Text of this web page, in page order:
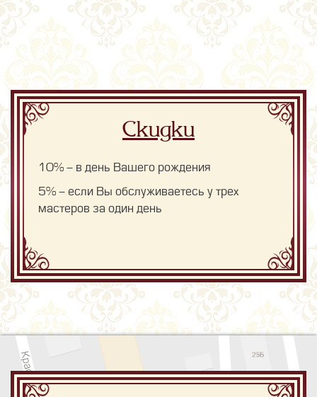
Скидки
10% - в день Вашего рождения
5% - если Вы обслуживаетесь у трех
мастеров за один день